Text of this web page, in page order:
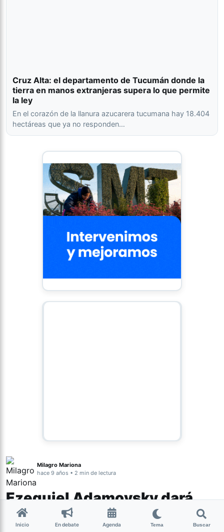
Cruz Alta: el departamento de Tucumán donde la
tierra en manos extranjeras supera lo que permite
la ley
En el corazón de la llanura azucarera tucumana hay 18.404
hectáreas que ya no responden…
Milagro Mariona
hace 9 años • 2 min de lectura
Ezequiel Adamovsky dará
una conferencia en Tucumán
Inicio En debate Agenda Tema Buscar